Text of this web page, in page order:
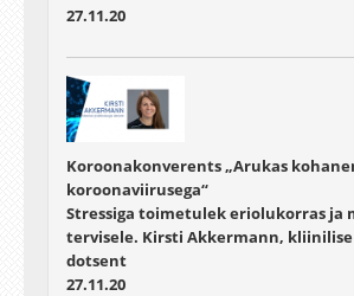
27.11.20
Koroonakonverents „Arukas
koroonaviirusega“
Stressiga toimetulek eriolukorras ja
tervisele. Kirsti Akkermann,
dotsent
27.11.20